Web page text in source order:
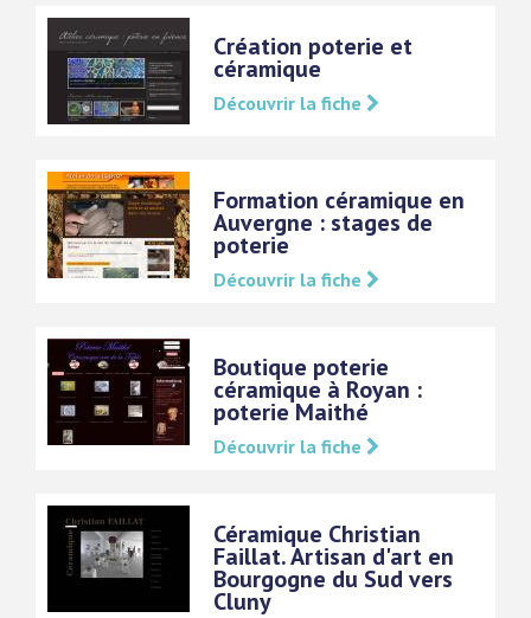
Création poterie et
céramique
Découvrir la fiche
Formation céramique en
Auvergne : stages de
poterie
Découvrir la fiche
Boutique poterie
céramique à Royan :
poterie Maithé
Découvrir la fiche
Céramique Christian
Faillat. Artisan d'art en
Bourgogne du Sud vers
Cluny